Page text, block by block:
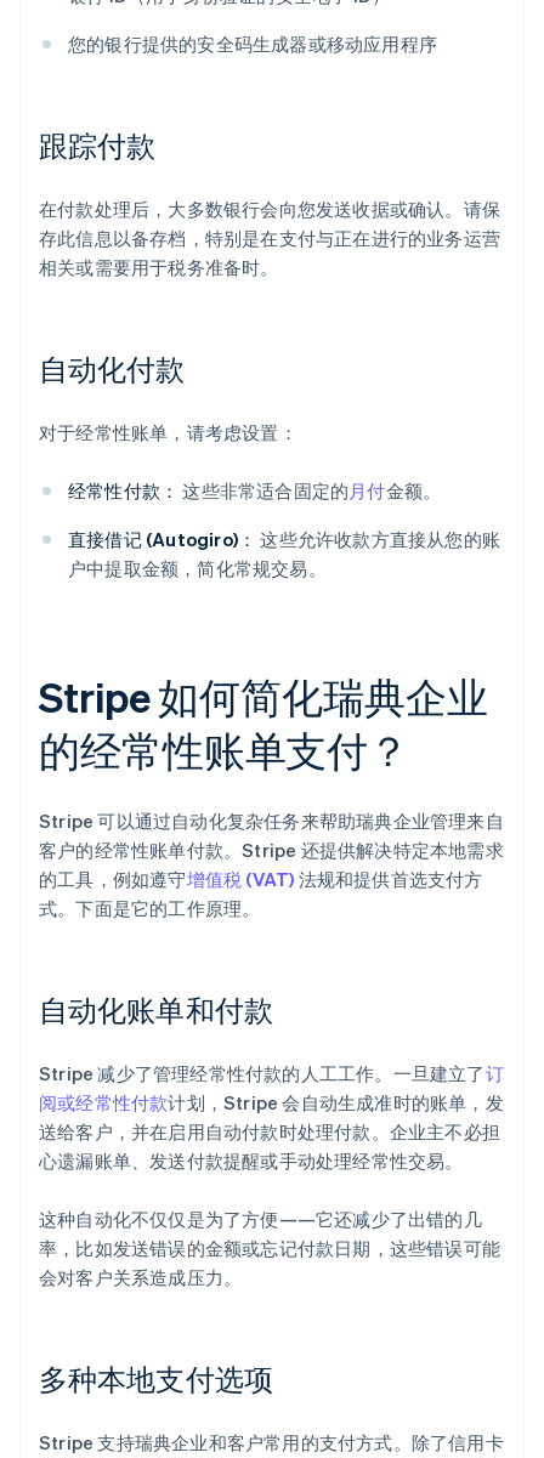
您的银行提供的安全码生成器或移动应用程序
跟踪付款
在付款处理后，大多数银行会向您发送收据或确认。请保
存此信息以备存档，特别是在支付与正在进行的业务运营
相关或需要用于税务准备时。
自动化付款
对于经常性账单，请考虑设置：
经常性付款： 这些非常适合固定的月付金额。
直接借记 (Autogiro)： 这些允许收款方直接从您的账
户中提取金额，简化常规交易。
Stripe 如何简化瑞典企业
的经常性账单支付？
Stripe 可以通过自动化复杂任务来帮助瑞典企业管理来自
客户的经常性账单付款。Stripe 还提供解决特定本地需求
的工具，例如遵守增值税 (VAT) 法规和提供首选支付方
式。下面是它的工作原理。
自动化账单和付款
Stripe 减少了管理经常性付款的人工工作。一旦建立了订
阅或经常性付款计划，Stripe 会自动生成准时的账单，发
送给客户，并在启用自动付款时处理付款。企业主不必担
心遗漏账单、发送付款提醒或手动处理经常性交易。
这种自动化不仅仅是为了方便——它还减少了出错的几
率，比如发送错误的金额或忘记付款日期，这些错误可能
会对客户关系造成压力。
多种本地支付选项
Stripe 支持瑞典企业和客户常用的支付方式。除了信用卡